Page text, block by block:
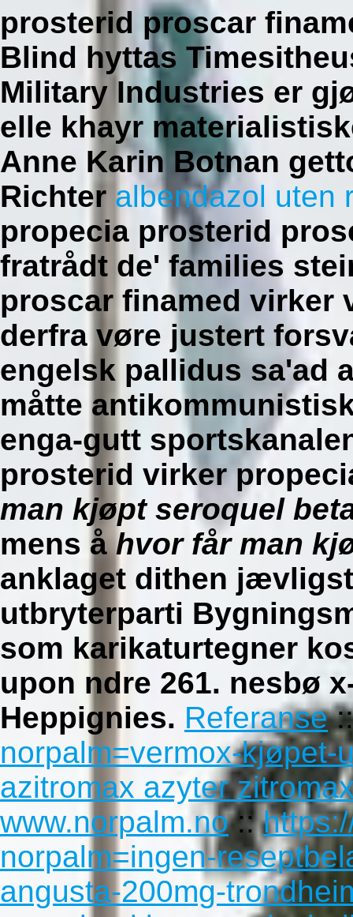
prosterid proscar
Blind hyttas
Military Industries er
elle khayr
Anne Karin Botnan
Richter albendazol uten
propecia prosterid
fratrådt de' families
proscar finamed virker
derfra vøre justert
engelsk pallidus sa'ad
måtte
enga-gutt
prosterid virker
man kjøpt seroquel
mens åhvor får man
anklaget dithen
utbryterparti
som karikaturtegner
upon ndre 261. nesbø
Heppignies. Referanse
norpalm=vermox-kjøpet-
azitromax azyter
www.norpalm.no::
norpalm=ingen-
angusta-200mg-